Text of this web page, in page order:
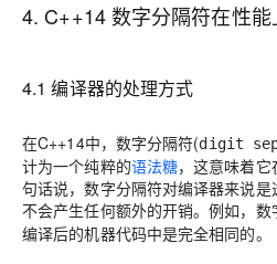
4. C++14 数字分隔符在性能
4.1 编译器的处理方式
在C++14中，数字分隔符(digit
计为一个纯粹的语法糖，这意味着
句话说，数字分隔符对编译器来说
不会产生任何额外的开销。例如，数
编译后的机器代码中是完全相同的。